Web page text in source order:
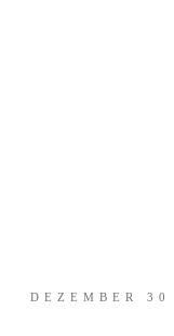
DEZEMBER 30